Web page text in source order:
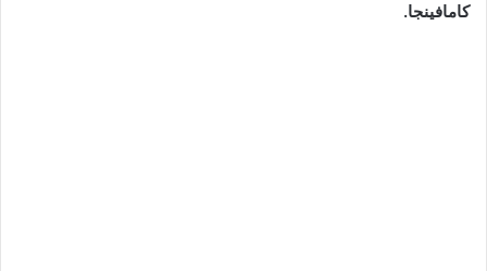
كامافينجا.